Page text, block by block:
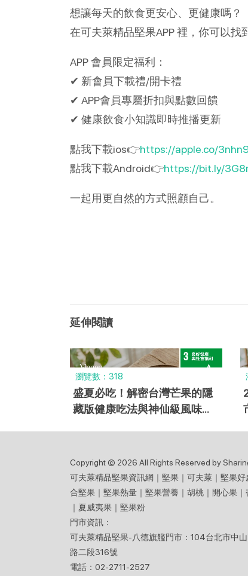
想讓每天的飲食更安心、更健康嗎？
在可夫萊精品堅果APP 裡，你可以
APP 會員限定福利：
✔ 新會員下載禮/開卡禮
✔ APP會員專屬折扣與點數回饋
✔ 健康飲食小知識即時推播更新
點我下載ios👉https://apple.co/
點我下載Android👉https://bit.ly/
一起用更自然的方式照顧自己。
延伸閱讀
瀏覽數：318
盛夏必吃！解密台灣芒果的隱
藏版健康吃法與神仙級風味搭
Copyright © 2026 All Rights Reserved by
可夫萊精品堅果資訊網｜堅果｜可夫萊｜堅果好
合堅果｜堅果熱量｜堅果營養｜胡桃｜開心果｜
｜夏威夷果｜堅果粉
門市資訊：
可夫萊精品堅果-八德旗艦門市：104台北市中
路二段316號
電話：02-2711-2527